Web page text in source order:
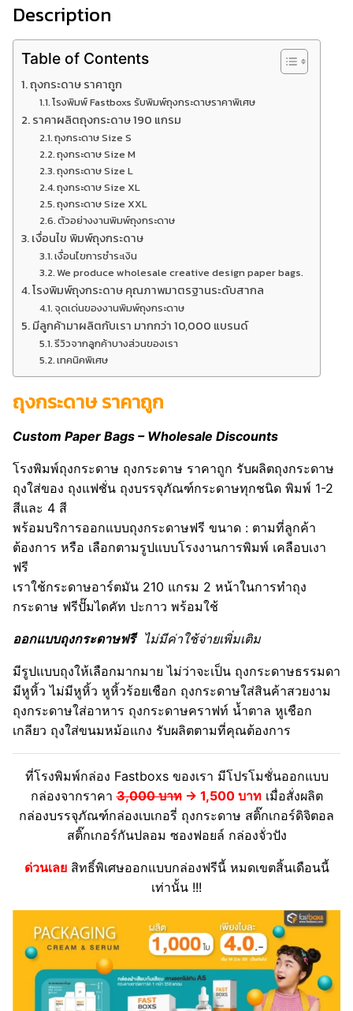
Description
Table of Contents
ถุงกระดาษ ราคาถูก
โรงพิมพ์ Fastboxs รับพิมพ์ถุงกระดาษราคาพิเศษ
ราคาผลิตถุงกระดาษ 190 แกรม
ถุงกระดาษ Size S
ถุงกระดาษ Size M
ถุงกระดาษ Size L
ถุงกระดาษ Size XL
ถุงกระดาษ Size XXL
ตัวอย่างงานพิมพ์ถุงกระดาษ
เงื่อนไข พิมพ์ถุงกระดาษ
เงื่อนไขการชำระเงิน
We produce wholesale creative design paper bags.
โรงพิมพ์ถุงกระดาษ คุณภาพมาตรฐานระดับสากล
จุดเด่นของงานพิมพ์ถุงกระดาษ
มีลูกค้ามาผลิตกับเรา มากกว่า 10,000 แบรนด์
รีวิวจากลูกค้าบางส่วนของเรา
เทคนิคพิเศษ
ถุงกระดาษ ราคาถูก
Custom Paper Bags – Wholesale Discounts
โรงพิมพ์ถุงกระดาษ ถุงกระดาษ ราคาถูก รับผลิตถุงกระดาษ
ถุงใส่ของ ถุงแฟชั่น ถุงบรรจุภัณฑ์กระดาษทุกชนิด พิมพ์ 1-2
สีและ 4 สี
พร้อมบริการออกแบบถุงกระดาษฟรี ขนาด : ตามที่ลูกค้า
ต้องการ หรือ เลือกตามรูปแบบโรงงานการพิมพ์ เคลือบเงา
ฟรี
เราใช้กระดาษอาร์ตมัน 210 แกรม 2 หน้าในการทำถุง
กระดาษ ฟรีปั๊มไดคัท ปะกาว พร้อมใช้
ออกแบบถุงกระดาษฟรีไม่มีค่าใช้จ่ายเพิ่มเติม
มีรูปแบบถุงให้เลือกมากมาย ไม่ว่าจะเป็น ถุงกระดาษธรรมดา
มีหูหิ้ว ไม่มีหูหิ้ว หูหิ้วร้อยเชือก ถุงกระดาษใส่สินค้าสวยงาม
ถุงกระดาษใส่อาหาร ถุงกระดาษคราฟท์ น้ำตาล หูเชือก
เกลียว ถุงใส่ขนมหม้อแกง รับผลิตตามที่คุณต้องการ
ที่โรงพิมพ์กล่อง Fastboxs ของเรา มีโปรโมชั่นออกแบบ
กล่องจากราคา3,000 บาท → 1,500 บาทเมื่อสั่งผลิต
กล่องบรรจุภัณฑ์กล่องเบเกอรี่ ถุงกระดาษ สติ๊กเกอร์ดิจิตอล
สติ๊กเกอร์กันปลอม ซองฟอยล์ กล่องจั่วปัง
ด่วนเลยสิทธิ์พิเศษออกแบบกล่องฟรีนี้ หมดเขตสิ้นเดือนนี้
เท่านั้น !!!